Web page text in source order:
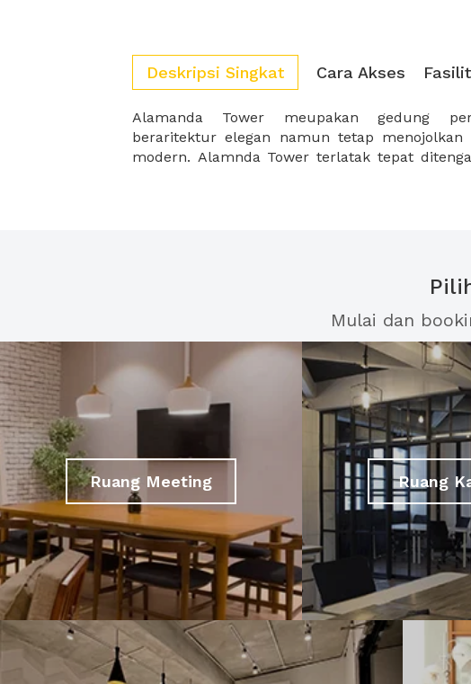
Deskripsi Singkat Cara Akses
Alamanda Tower meupakan gedung
beraritektur elegan namun tetap menojolkan
modern. Alamnda Tower terlatak tepat
oleh kawasan pusat bisnis baru di Jakarta .
Mulai dan
Ruang Meeting Ruang